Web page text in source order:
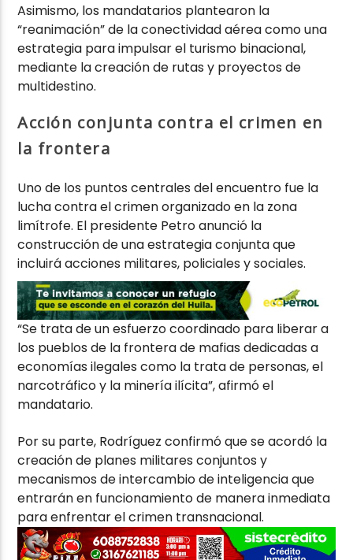
Asimismo, los mandatarios plantearon la
“reanimación” de la conectividad aérea como una
estrategia para impulsar el turismo binacional,
mediante la creación de rutas y proyectos de
multidestino.
Acción conjunta contra el crimen en
la frontera
Uno de los puntos centrales del encuentro fue la
lucha contra el crimen organizado en la zona
limítrofe. El presidente Petro anunció la
construcción de una estrategia conjunta que
incluirá acciones militares, policiales y sociales.
“Se trata de un esfuerzo coordinado para liberar a
los pueblos de la frontera de mafias dedicadas a
economías ilegales como la trata de personas, el
narcotráfico y la minería ilícita”, afirmó el
mandatario.
Por su parte, Rodríguez confirmó que se acordó la
creación de planes militares conjuntos y
mecanismos de intercambio de inteligencia que
entrarán en funcionamiento de manera inmediata
para enfrentar el crimen transnacional.